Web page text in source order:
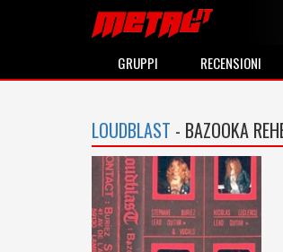
GRUPPI RECENSIONI
LOUDBLAST - BAZOOKA